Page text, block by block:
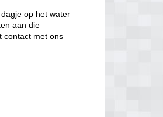
op het water
aan die
contact met ons